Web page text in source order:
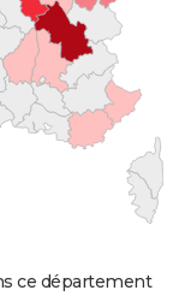
ce département